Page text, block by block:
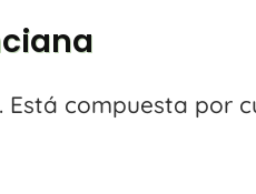
Está compuesta por